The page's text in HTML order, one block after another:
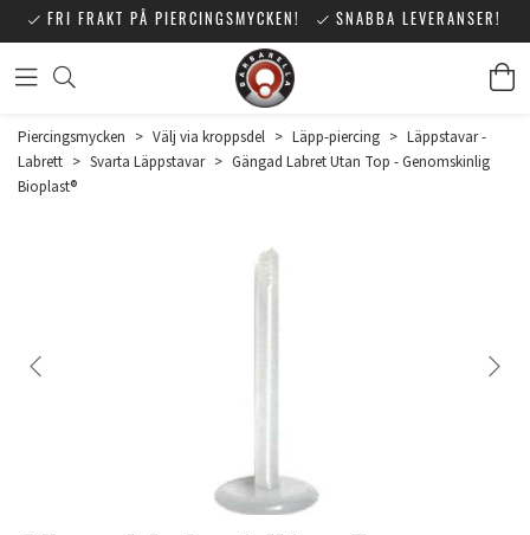
FRI FRAKT PÅ PIERCINGSMYCKEN! SNABBA LEVERANSER!
Piercingsmycken > Välj via kroppsdel > Läpp-piercing > Läppstavar -
Labrett > Svarta Läppstavar > Gängad Labret Utan Top - Genomskinlig
Bioplast®